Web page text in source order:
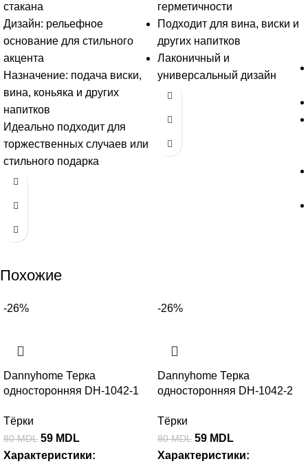
стакана
Дизайн: рельефное
основание для стильного
акцента
Назначение: подача виски,
вина, коньяка и других
напитков
Идеально подходит для
торжественных случаев или
стильного подарка
герметичности
Подходит для вина, виски и
других напитков
Лаконичный и
универсальный дизайн
Похожие
-26%
Dannyhome Терка
односторонняя DH-1042-1
Тёрки
80MDL 59 MDL
Характеристики:
-26%
Dannyhome Терка
односторонняя DH-1042-2
Тёрки
80MDL 59 MDL
Характеристики: